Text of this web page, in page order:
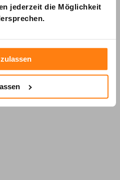
jederzeit die Möglichkeit
GmbH
6-14